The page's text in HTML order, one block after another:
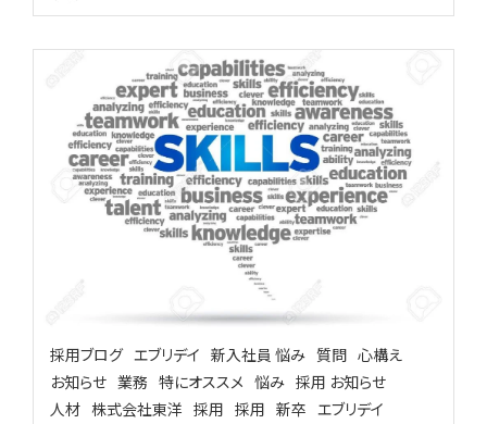
採用ブログ エブリデイ 新入社員 悩み 質問 心構え
お知らせ 業務 特にオススメ 悩み 採用 お知らせ
人材 株式会社東洋 採用 採用 新卒 エブリデイ